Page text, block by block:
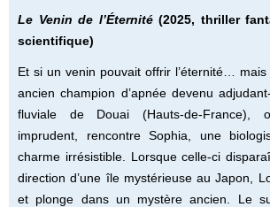
Le Venin de l’Éternité (2025, thriller
scientifique)
Et si un venin pouvait offrir l’éternité… mais
ancien champion d’apnée devenu
fluviale de Douai (Hauts-de-France),
imprudent, rencontre Sophia, une
charme irrésistible. Lorsque celle-ci
direction d’une île mystérieuse au Japon,
et plonge dans un mystère ancien. Le